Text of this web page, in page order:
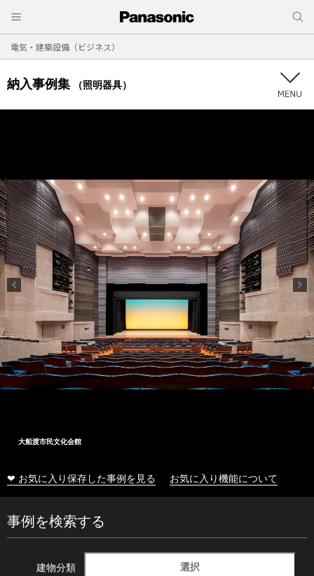
電気・建築設備（ビジネス）
納入事例集 （照明器具）
大船渡市民文化会館
❤ お気に入り保存した事例を見る お気に入り機能について
事例を検索する
建物分類 選択